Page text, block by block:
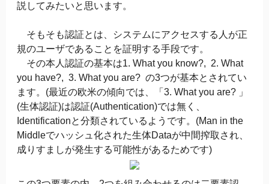
説してみたいと思います。
そもそも認証とは、システムにアクセスする人が正
規のユーザであることを証明する手段です。
その本人認証の基本は1. What you know?, 2. What
you have?, 3. What you are? の3つが基本とされてい
ます。(最近の欧米の傾向では、「3. What you are? 」
(生体認証)は認証(Authentication)では無く、
Identificationと分類されているようです。(Man in the
Middleでハッシュ化された生体Dataが中間搾取され、
成りすましが発生する可能性があるためです)